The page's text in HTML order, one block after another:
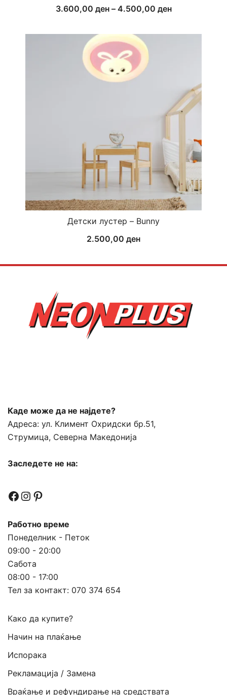
3.600,00 ден – 4.500,00 денPrice
3.600,00 ден
Детски лустер – Bunny
2.500,00 ден
Каде може да не најдете?
Адреса: ул. Климент Охридски бр.51,
Струмица, Северна Македонија
Заследете не на:
Facebook
Instagram
Pinterest
Работно време
Понеделник - Петок
09:00 - 20:00
Сабота
08:00 - 17:00
Тел за контакт: 070 374 654
Како да купите?
Начин на плаќање
Испорака
Рекламација / Замена
Враќање и рефундирање на средствата